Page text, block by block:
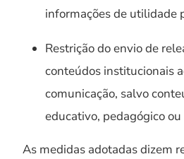
informações de utilidade
Restrição do envio de
conteúdos institucionais
comunicação, salvo
educativo, pedagógico ou
As medidas adotadas dizem